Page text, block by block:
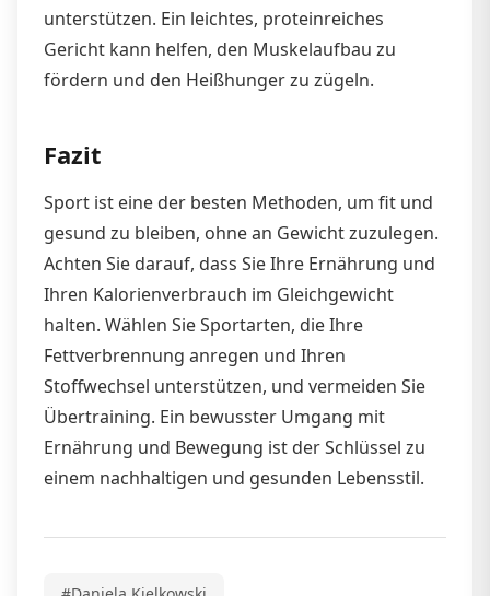
unterstützen. Ein leichtes, proteinreiches
Gericht kann helfen, den Muskelaufbau zu
fördern und den Heißhunger zu zügeln.
Fazit
Sport ist eine der besten Methoden, um fit und
gesund zu bleiben, ohne an Gewicht zuzulegen.
Achten Sie darauf, dass Sie Ihre Ernährung und
Ihren Kalorienverbrauch im Gleichgewicht
halten. Wählen Sie Sportarten, die Ihre
Fettverbrennung anregen und Ihren
Stoffwechsel unterstützen, und vermeiden Sie
Übertraining. Ein bewusster Umgang mit
Ernährung und Bewegung ist der Schlüssel zu
einem nachhaltigen und gesunden Lebensstil.